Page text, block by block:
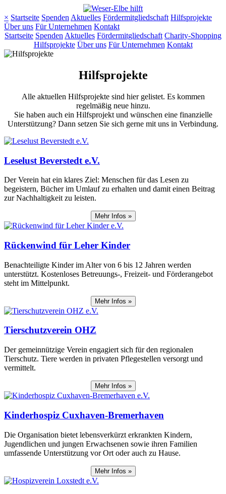
× Startseite Spenden Aktuelles Fördermitgliedschaft Hilfsprojekte
Über uns Für Unternehmen Kontakt
Startseite Spenden Aktuelles Fördermitgliedschaft Charity-Shopping
Hilfsprojekte Über uns Für Unternehmen Kontakt
Hilfsprojekte
Alle aktuellen Hilfsprojekte sind hier gelistet. Es kommen
regelmäßig neue hinzu.
Sie haben auch ein Hilfsprojekt und wünschen eine finanzielle
Unterstützung? Dann setzen Sie sich gerne mit uns in Verbindung.
Leselust Beverstedt e.V.
Der Verein hat ein klares Ziel: Menschen für das Lesen zu
begeistern, Bücher im Umlauf zu erhalten und damit einen Beitrag
zur Nachhaltigkeit zu leisten.
Mehr Infos »
Rückenwind für Leher Kinder
Benachteiligte Kinder im Alter von 6 bis 12 Jahren werden
unterstützt. Kostenloses Betreuungs-, Freizeit- und Förderangebot
steht im Mittelpunkt.
Mehr Infos »
Tierschutzverein OHZ
Der gemeinnützige Verein engagiert sich für den regionalen
Tierschutz. Tiere werden in privaten Pflegestellen versorgt und
vermittelt.
Mehr Infos »
Kinderhospiz Cuxhaven-‌Bremerhaven
Die Organisation bietet lebensverkürzt erkrankten Kindern,
Jugendlichen und jungen Erwachsenen sowie ihren Familien
umfassende Unterstützung vor Ort oder auch zu Hause.
Mehr Infos »